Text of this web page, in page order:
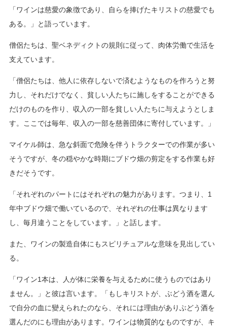
「ワインは慈愛の象徴であり、自らを捧げたキリストの慈愛でも
ある。」と語っています。
僧侶たちは、聖ベネディクトの規則に従って、肉体労働で生活を
支えています。
「僧侶たちは、他人に依存しないで済むようなものを作ろうと努
力し、それだけでなく、貧しい人たちに施しをすることができる
だけのものを作り、収入の一部を貧しい人たちに与えようとしま
す。ここでは毎年、収入の一部を慈善団体に寄付しています。」
マイケル師は、急な斜面で危険を伴うトラクターでの作業が多い
そうですが、冬の穏やかな時期にブドウ畑の剪定をする作業も好
きだそうです。
「それぞれのパートにはそれぞれの魅力があります。つまり、1
年中ブドウ畑で働いているので、それぞれの仕事は異なります
し、毎月違うことをしています。」と話します。
また、ワインの製造自体にもスピリチュアルな意味を見出してい
る。
「ワイン1本は、人が体に栄養を与えるために使うものではあり
ません。」と彼は言います。「もしキリストが、ぶどう酒を選ん
で自分の血に變えられたのなら、それには理由がありぶどう酒を
選んだのにも理由があります。ワインは物質的なものですが、キ